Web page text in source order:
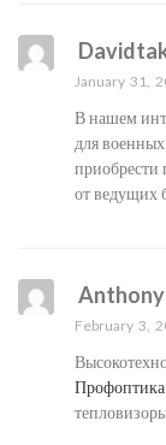
January 31,
В нашем
для военных
от ведущих
February 3,
Профоптика